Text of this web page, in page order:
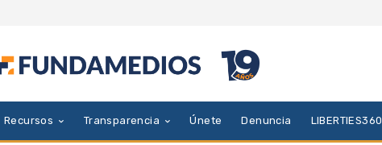
Recursos Transparencia Únete Denuncia LIBERTIES360